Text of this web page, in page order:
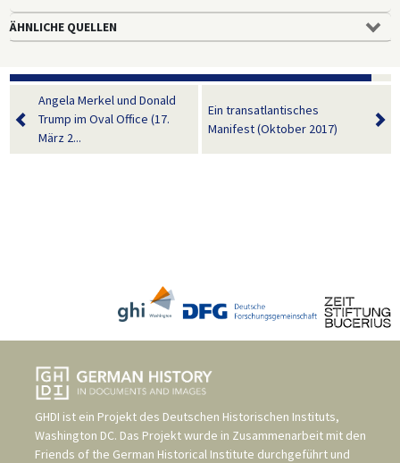
ÄHNLICHE QUELLEN
Angela Merkel und Donald
Trump im Oval Office (17.
März 2...
Ein transatlantisches
Manifest (Oktober 2017)
GHDI ist ein Projekt des Deutschen Historischen Instituts,
Washington DC. Das Projekt wurde in Zusammenarbeit mit den
Friends of the German Historical Institute durchgeführt und